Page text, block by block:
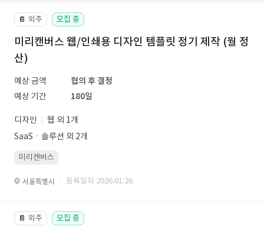
📔 외주 모집 중
미리캔버스 웹/인쇄용 디자인 템플릿 정기 제작 (월 정
산)
예상 금액
협의 후 결정
예상 기간
180일
디자인
웹 외 1개
SaaSㆍ솔루션 외 2개
미리캔버스
서울특별시 · 등록일자 2026.01.26.
📔 외주 모집 중